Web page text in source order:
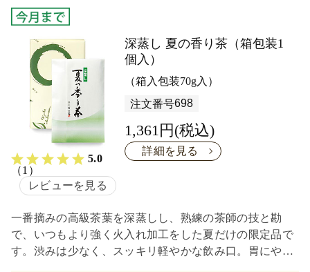
玉露
ほうじ茶
抹茶
中蒸茶
季節のお茶
5.0
（1）
レビューを見る
深蒸し 夏の香り茶（箱包装1
個入）
（箱入包装70g入）
注文番号698
1,361円(税込)
詳細を見る
一番摘みの高級茶葉を深蒸しし、熟練の茶師の技と勘
で、いつもより強く火入れ加工をした夏だけの限定品で
す。渋みは少なく、スッキリ軽やかな飲み口。胃にやさ